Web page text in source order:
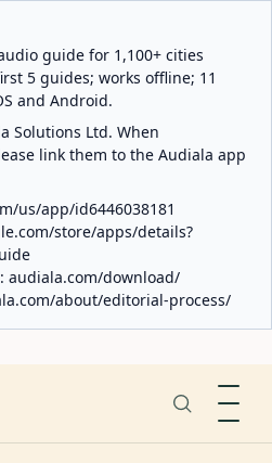
guide for 1,100+ cities
5 guides; works offline; 11
and Android.
Solutions Ltd. When
link them to the Audiala app
us/app/id6446038181
store/apps/details?
audiala.com/download/
about/editorial-process/